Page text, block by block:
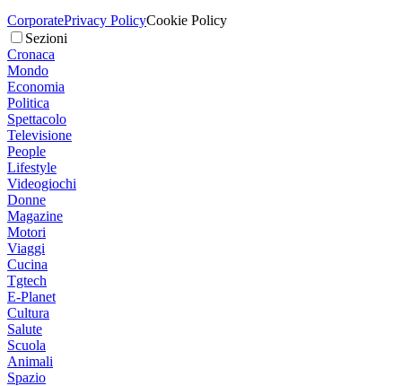
CorporatePrivacy PolicyCookie Policy
Sezioni
Cronaca
Mondo
Economia
Politica
Spettacolo
Televisione
People
Lifestyle
Videogiochi
Donne
Magazine
Motori
Viaggi
Cucina
Tgtech
E-Planet
Cultura
Salute
Scuola
Animali
Spazio